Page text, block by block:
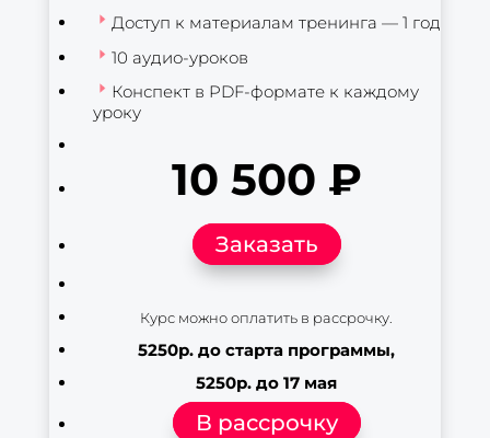
Доступ к материалам тренинга — 1 год
10 аудио-уроков
Конспект в PDF-формате к каждому
уроку
10 500 ₽
Заказать
Курс можно оплатить в рассрочку.
5250р. до старта программы,
5250р. до 17 мая
В рассрочку